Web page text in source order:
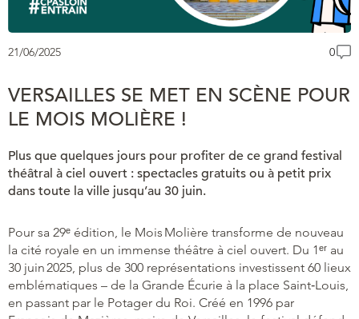
21/06/2025 0
VERSAILLES SE MET EN SCÈNE POUR
LE MOIS MOLIÈRE !
Plus que quelques jours pour profiter de ce grand festival
théâtral à ciel ouvert : spectacles gratuits ou à petit prix
dans toute la ville jusqu’au 30 juin.
Pour sa 29ᵉ édition, le Mois Molière transforme de nouveau
la cité royale en un immense théâtre à ciel ouvert. Du 1ᵉʳ au
30 juin 2025, plus de 300 représentations investissent 60 lieux
emblématiques – de la Grande Écurie à la place Saint‑Louis,
en passant par le Potager du Roi. Créé en 1996 par